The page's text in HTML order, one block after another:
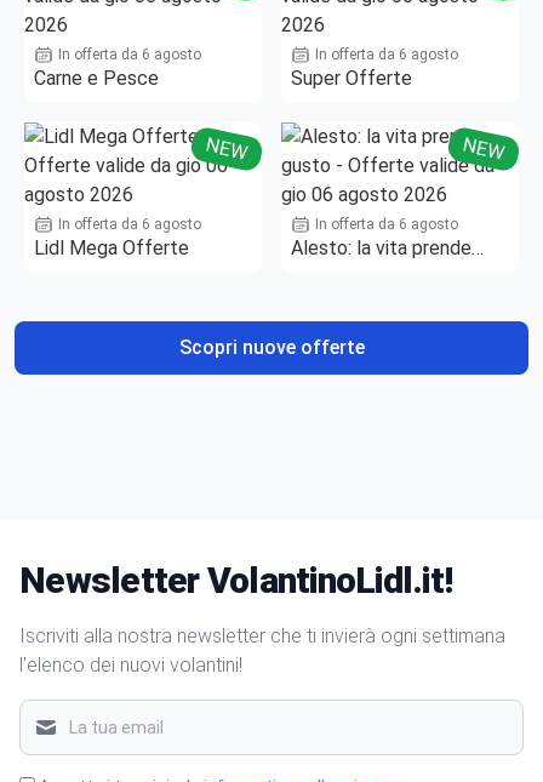
In offerta da 6 agosto
Carne e Pesce
In offerta da 6 agosto
Super Offerte
NEW
In offerta da 6 agosto
Lidl Mega Offerte
NEW
In offerta da 6 agosto
Alesto: la vita prende
Scopri nuove offerte
Newsletter VolantinoLidl.it!
Iscriviti alla nostra newsletter che ti invierà ogni settimana
l'elenco dei nuovi volantini!